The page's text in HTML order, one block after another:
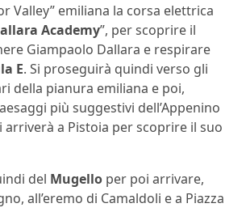
Valley” emiliana la corsa elettrica
Academy”, per scoprire il
Giampaolo Dallara e respirare
E. Si proseguirà quindi verso gli
della pianura emiliana e poi,
più suggestivi dell’Appenino
arriverà a Pistoia per scoprire il suo
del Mugello per poi arrivare,
all’eremo di Camaldoli e a Piazza